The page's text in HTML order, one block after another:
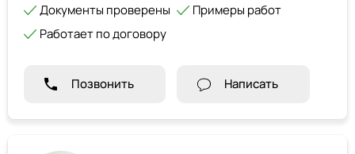
Документы проверены
Примеры работ
Работает по договору
Позвонить Написать